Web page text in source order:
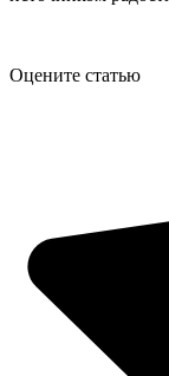
Оцените статью